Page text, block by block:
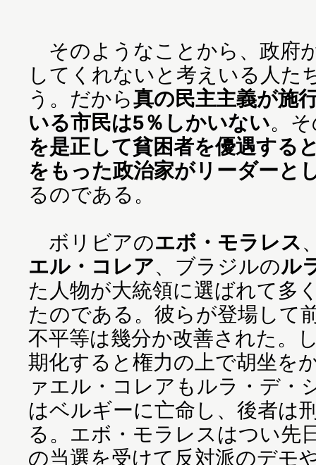
そのようなことから、政府
してくれないと考えいる人た
う。だから真の民主主義が施
いる市民は5％しかいない。
を是正して貧困者を優遇する
をもった政治家がリーダーと
るのである。
ボリビアのエボ・モラレス
エル・コレア、ブラジルのル
た人物が大統領に選ばれて多
たのである。彼らが登場して
不平等は幾分か改善された。
期化すると権力の上で胡坐を
ァエル・コレアもルラ・デ・
はベルギーに亡命し、後者は
る。エボ・モラレスはつい先
の当選を受けて反対派のデモ